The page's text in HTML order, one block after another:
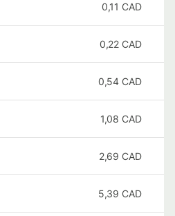
0,11 CAD
0,22 CAD
0,54 CAD
1,08 CAD
2,69 CAD
5,39 CAD